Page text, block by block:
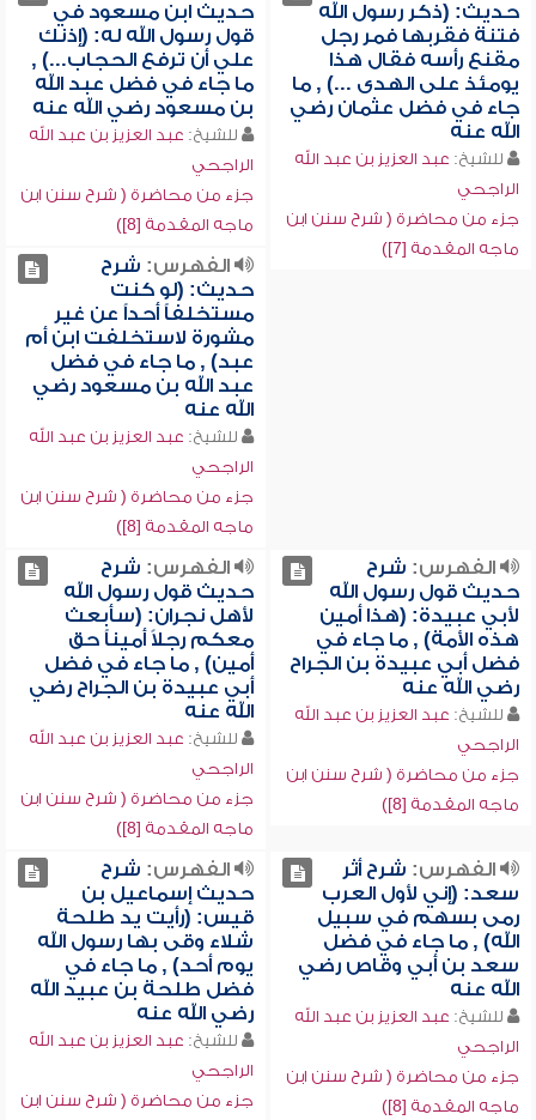
حديث: (ذكر رسول الله
فتنة فقربها فمر رجل
مقنع رأسه فقال هذا
يومئذ على الهدى ...) , ما
جاء في فضل عثمان رضي
الله عنه
للشيخ: عبد العزيز بن عبد الله
الراجحي
جزء من محاضرة ( شرح سنن ابن
ماجه المقدمة [7])
حديث ابن مسعود في
قول رسول الله له: (إذنك
علي أن ترفع الحجاب...) ,
ما جاء في فضل عبد الله
بن مسعود رضي الله عنه
للشيخ: عبد العزيز بن عبد الله
الراجحي
جزء من محاضرة ( شرح سنن ابن
ماجه المقدمة [8])
الفهرس: شرح
حديث: (لو كنت
مستخلفاً أحداً عن غير
مشورة لاستخلفت ابن أم
عبد) , ما جاء في فضل
عبد الله بن مسعود رضي
الله عنه
للشيخ: عبد العزيز بن عبد الله
الراجحي
جزء من محاضرة ( شرح سنن ابن
ماجه المقدمة [8])
الفهرس: شرح
حديث قول رسول الله
لأبي عبيدة: (هذا أمين
هذه الأمة) , ما جاء في
فضل أبي عبيدة بن الجراح
رضي الله عنه
للشيخ: عبد العزيز بن عبد الله
الراجحي
جزء من محاضرة ( شرح سنن ابن
ماجه المقدمة [8])
الفهرس: شرح
حديث قول رسول الله
لأهل نجران: (سأبعث
معكم رجلاً أميناً حق
أمين) , ما جاء في فضل
أبي عبيدة بن الجراح رضي
الله عنه
للشيخ: عبد العزيز بن عبد الله
الراجحي
جزء من محاضرة ( شرح سنن ابن
ماجه المقدمة [8])
الفهرس: شرح أثر
سعد: (إني لأول العرب
رمى بسهم في سبيل
الله) , ما جاء في فضل
سعد بن أبي وقاص رضي
الله عنه
للشيخ: عبد العزيز بن عبد الله
الراجحي
جزء من محاضرة ( شرح سنن ابن
ماجه المقدمة [8])
الفهرس: شرح
حديث إسماعيل بن
قيس: (رأيت يد طلحة
شلاء وقى بها رسول الله
يوم أحد) , ما جاء في
فضل طلحة بن عبيد الله
رضي الله عنه
للشيخ: عبد العزيز بن عبد الله
الراجحي
جزء من محاضرة ( شرح سنن ابن